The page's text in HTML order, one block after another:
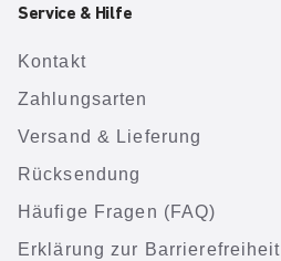
Service & Hilfe
Kontakt
Zahlungsarten
Versand & Lieferung
Rücksendung
Häufige Fragen (FAQ)
Erklärung zur Barrierefreiheit